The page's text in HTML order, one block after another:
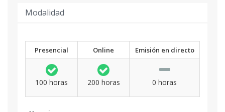
Modalidad
Presencial Online Emisión en directo
100 horas 200 horas 0 horas